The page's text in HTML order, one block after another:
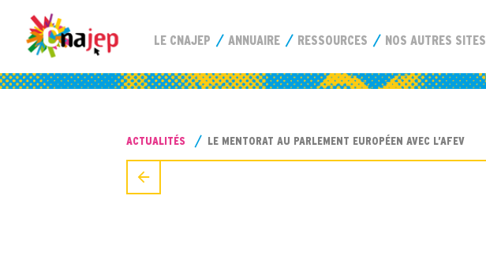
LE CNAJEP ANNUAIRE RESSOURCES NOS AUTRES SITES
ACTUALITÉS LE MENTORAT AU PARLEMENT EUROPÉEN AVEC L’AFEV